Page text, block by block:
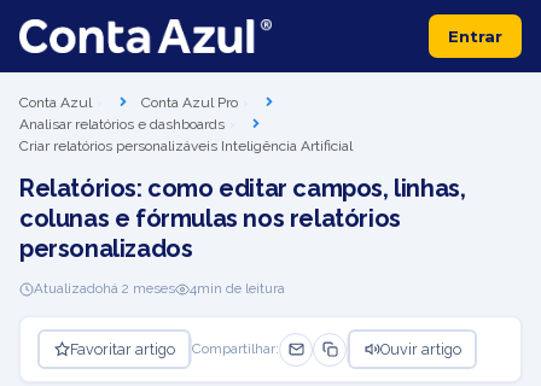
Entrar
Conta Azul
Conta Azul Pro
Analisar relatórios e dashboards
Criar relatórios personalizáveis Inteligência Artificial
Relatórios: como editar campos, linhas,
colunas e fórmulas nos relatórios
personalizados
Atualizadohá 2 meses 4min de leitura
Favoritar artigo Compartilhar: Ouvir artigo